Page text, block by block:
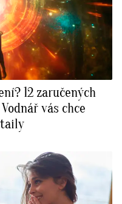
12 zaručených
vás chce